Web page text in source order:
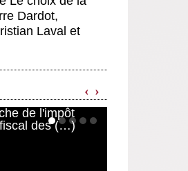
rassure
mépris des
Dardot,
Laval et
‹ ›